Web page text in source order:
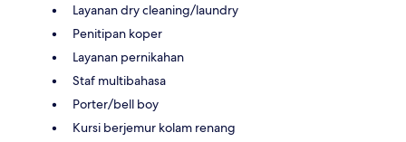
Layanan dry cleaning/laundry
Penitipan koper
Layanan pernikahan
Staf multibahasa
Porter/bell boy
Kursi berjemur kolam renang